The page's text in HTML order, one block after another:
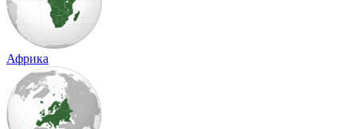
Африка